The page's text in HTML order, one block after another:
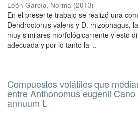
León García, Norma (2013)
En el presente trabajo se realizó una
Dendroctonus valens y D. rhizophagus,
muy similares morfológicamente y esto
adecuada y por lo tanto la ...
Compuestos volátiles que
entre Anthonomus eugenii Cano
annuum L